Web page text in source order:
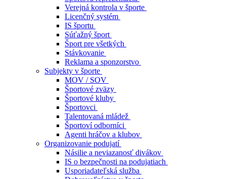
Verejná kontrola v športe
Licenčný systém
IS športu
Súťažný šport
Šport pre všetkých
Stávkovanie
Reklama a sponzorstvo
Subjekty v športe
MOV / SOV
Športové zväzy
Športové kluby
Športovci
Talentovaná mládež
Športoví odborníci
Agenti hráčov a klubov
Organizovanie podujatí
Násilie a neviazanosť divákov
IS o bezpečnosti na podujatiach
Usporiadateľská služba